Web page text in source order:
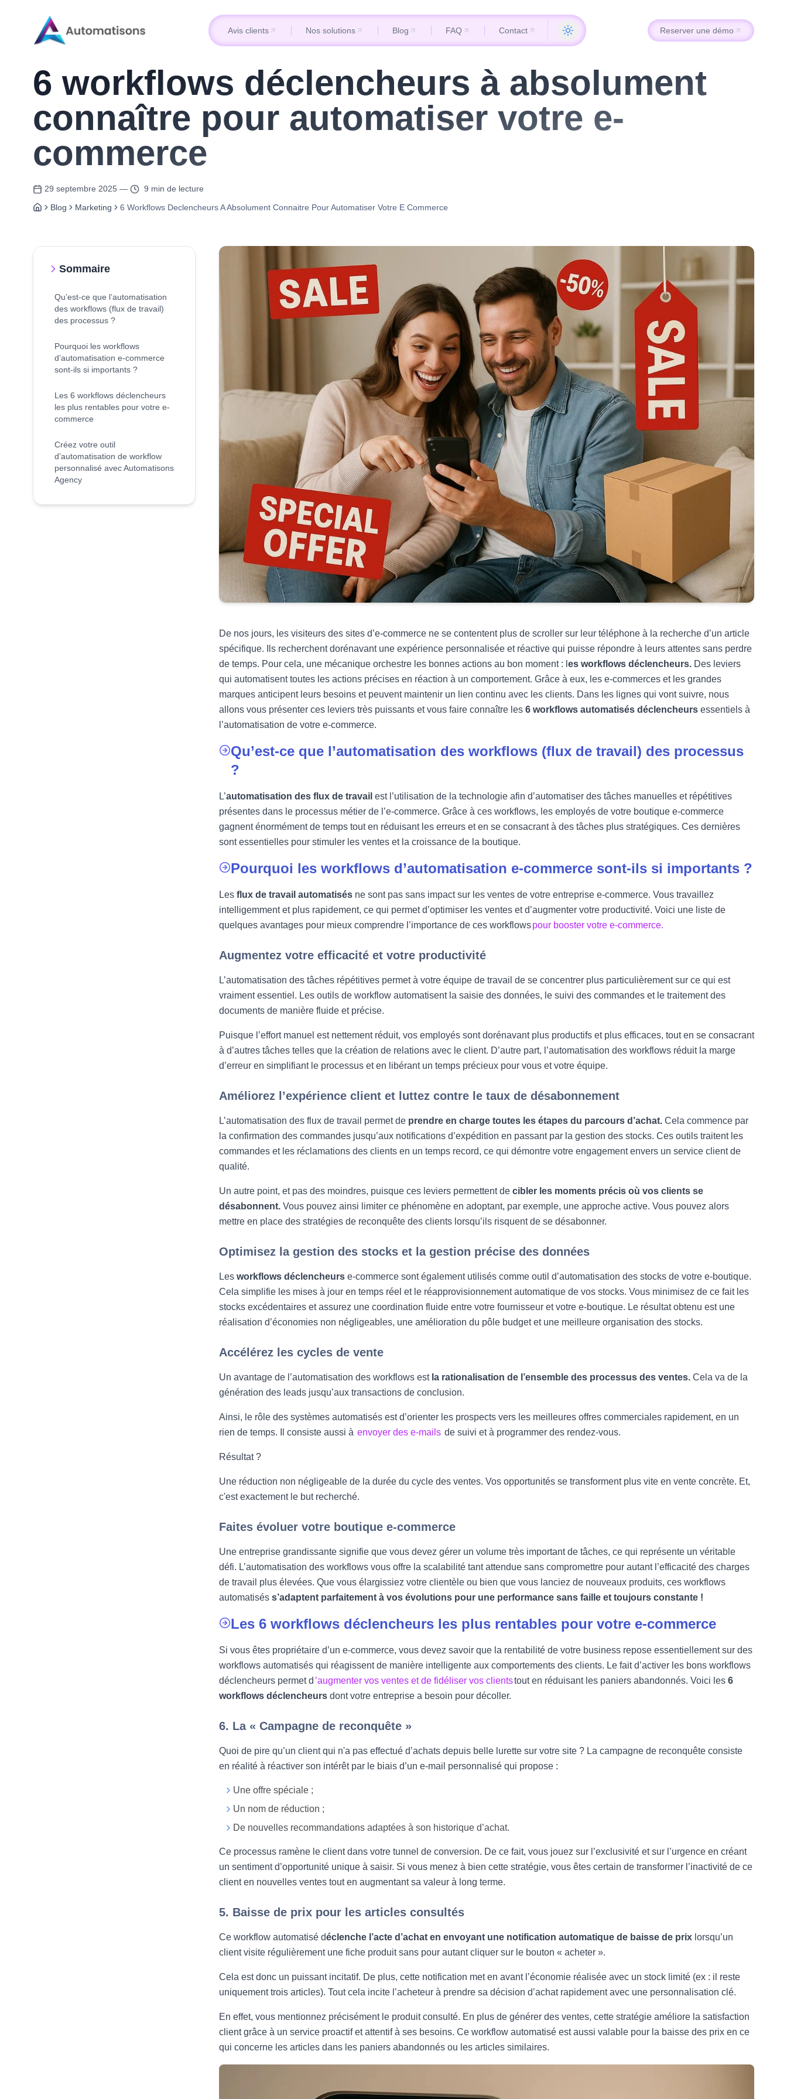
Avis clients
Nos solutions
Blog
FAQ
Contact
Reserver une démo
Reserver une démo
6 workflows déclencheurs à absolument
connaître pour automatiser votre e-
commerce
29 septembre 2025 —
9 min de lecture
Blog
Marketing 6 Workflows Declencheurs A Absolument Connaitre Pour Automatiser Votre E Commerce
Sommaire
Qu’est-ce que l’automatisation
des workflows (flux de travail)
des processus ?
Pourquoi les workflows
d’automatisation e-commerce
sont-ils si importants ?
Les 6 workflows déclencheurs
les plus rentables pour votre e-
commerce
Créez votre outil
d’automatisation de workflow
personnalisé avec Automatisons
Agency
De nos jours, les visiteurs des sites d’e-commerce ne se contentent plus de scroller sur leur téléphone à la recherche d’un article
spécifique. Ils recherchent dorénavant une expérience personnalisée et réactive qui puisse répondre à leurs attentes sans perdre
de temps. Pour cela, une mécanique orchestre les bonnes actions au bon moment : l es workflows déclencheurs. Des leviers
qui automatisent toutes les actions précises en réaction à un comportement. Grâce à eux, les e-commerces et les grandes
marques anticipent leurs besoins et peuvent maintenir un lien continu avec les clients. Dans les lignes qui vont suivre, nous
allons vous présenter ces leviers très puissants et vous faire connaître les 6 workflows automatisés déclencheurs essentiels à
l’automatisation de votre e-commerce.
Qu’est-ce que l’automatisation des workflows (flux de travail) des processus
?
L’automatisation des flux de travail est l’utilisation de la technologie afin d’automatiser des tâches manuelles et répétitives
présentes dans le processus métier de l’e-commerce. Grâce à ces workflows, les employés de votre boutique e-commerce
gagnent énormément de temps tout en réduisant les erreurs et en se consacrant à des tâches plus stratégiques. Ces dernières
sont essentielles pour stimuler les ventes et la croissance de la boutique.
Pourquoi les workflows d’automatisation e-commerce sont-ils si importants ?
Les flux de travail automatisés ne sont pas sans impact sur les ventes de votre entreprise e-commerce. Vous travaillez
intelligemment et plus rapidement, ce qui permet d’optimiser les ventes et d’augmenter votre productivité. Voici une liste de
quelques avantages pour mieux comprendre l’importance de ces workflowspour booster votre e-commerce.
Augmentez votre efficacité et votre productivité
L’automatisation des tâches répétitives permet à votre équipe de travail de se concentrer plus particulièrement sur ce qui est
vraiment essentiel. Les outils de workflow automatisent la saisie des données, le suivi des commandes et le traitement des
documents de manière fluide et précise.
Puisque l’effort manuel est nettement réduit, vos employés sont dorénavant plus productifs et plus efficaces, tout en se consacrant
à d’autres tâches telles que la création de relations avec le client. D’autre part, l’automatisation des workflows réduit la marge
d’erreur en simplifiant le processus et en libérant un temps précieux pour vous et votre équipe.
Améliorez l’expérience client et luttez contre le taux de désabonnement
L’automatisation des flux de travail permet de prendre en charge toutes les étapes du parcours d’achat. Cela commence par
la confirmation des commandes jusqu’aux notifications d’expédition en passant par la gestion des stocks. Ces outils traitent les
commandes et les réclamations des clients en un temps record, ce qui démontre votre engagement envers un service client de
qualité.
Un autre point, et pas des moindres, puisque ces leviers permettent de cibler les moments précis où vos clients se
désabonnent. Vous pouvez ainsi limiter ce phénomène en adoptant, par exemple, une approche active. Vous pouvez alors
mettre en place des stratégies de reconquête des clients lorsqu’ils risquent de se désabonner.
Optimisez la gestion des stocks et la gestion précise des données
Les workflows déclencheurs e-commerce sont également utilisés comme outil d’automatisation des stocks de votre e-boutique.
Cela simplifie les mises à jour en temps réel et le réapprovisionnement automatique de vos stocks. Vous minimisez de ce fait les
stocks excédentaires et assurez une coordination fluide entre votre fournisseur et votre e-boutique. Le résultat obtenu est une
réalisation d’économies non négligeables, une amélioration du pôle budget et une meilleure organisation des stocks.
Accélérez les cycles de vente
Un avantage de l’automatisation des workflows estla rationalisation de l’ensemble des processus des ventes. Cela va de la
génération des leads jusqu’aux transactions de conclusion.
Ainsi, le rôle des systèmes automatisés est d’orienter les prospects vers les meilleures offres commerciales rapidement, en un
rien de temps. Il consiste aussi à envoyer des e-mails de suivi et à programmer des rendez-vous.
Résultat ?
Une réduction non négligeable de la durée du cycle des ventes. Vos opportunités se transforment plus vite en vente concrète. Et,
c'est exactement le but recherché.
Faites évoluer votre boutique e-commerce
Une entreprise grandissante signifie que vous devez gérer un volume très important de tâches, ce qui représente un véritable
défi. L’automatisation des workflows vous offre la scalabilité tant attendue sans compromettre pour autant l’efficacité des charges
de travail plus élevées. Que vous élargissiez votre clientèle ou bien que vous lanciez de nouveaux produits, ces workflows
automatisés s’adaptent parfaitement à vos évolutions pour une performance sans faille et toujours constante !
Les 6 workflows déclencheurs les plus rentables pour votre e-commerce
Si vous êtes propriétaire d’un e-commerce, vous devez savoir que la rentabilité de votre business repose essentiellement sur des
workflows automatisés qui réagissent de manière intelligente aux comportements des clients. Le fait d’activer les bons workflows
déclencheurs permet d ’augmenter vos ventes et de fidéliser vos clientstout en réduisant les paniers abandonnés. Voici les 6
workflows déclencheurs dont votre entreprise a besoin pour décoller.
6. La « Campagne de reconquête »
Quoi de pire qu’un client qui n'a pas effectué d’achats depuis belle lurette sur votre site ? La campagne de reconquête consiste
en réalité à réactiver son intérêt par le biais d’un e-mail personnalisé qui propose :
Une offre spéciale ;
Un nom de réduction ;
De nouvelles recommandations adaptées à son historique d’achat.
Ce processus ramène le client dans votre tunnel de conversion. De ce fait, vous jouez sur l’exclusivité et sur l’urgence en créant
un sentiment d’opportunité unique à saisir. Si vous menez à bien cette stratégie, vous êtes certain de transformer l’inactivité de ce
client en nouvelles ventes tout en augmentant sa valeur à long terme.
5. Baisse de prix pour les articles consultés
Ce workflow automatisé déclenche l’acte d’achat en envoyant une notification automatique de baisse de prix lorsqu’un
client visite régulièrement une fiche produit sans pour autant cliquer sur le bouton « acheter ».
Cela est donc un puissant incitatif. De plus, cette notification met en avant l’économie réalisée avec un stock limité (ex : il reste
uniquement trois articles). Tout cela incite l’acheteur à prendre sa décision d’achat rapidement avec une personnalisation clé.
En effet, vous mentionnez précisément le produit consulté. En plus de générer des ventes, cette stratégie améliore la satisfaction
client grâce à un service proactif et attentif à ses besoins. Ce workflow automatisé est aussi valable pour la baisse des prix en ce
qui concerne les articles dans les paniers abandonnés ou les articles similaires.